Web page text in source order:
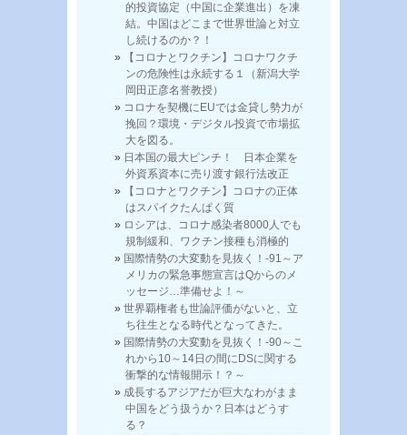
的投資協定（中国に企業進出）を凍
結。中国はどこまで世界世論と対立
し続けるのか？！
【コロナとワクチン】コロナワクチ
ンの危険性は永続する１（新潟大学
岡田正彦名誉教授）
コロナを契機にEUでは金貸し勢力が
挽回？環境・デジタル投資で市場拡
大を図る。
日本国の最大ピンチ！ 日本企業を
外資系資本に売り渡す銀行法改正
【コロナとワクチン】コロナの正体
はスパイクたんぱく質
ロシアは、コロナ感染者8000人でも
規制緩和、ワクチン接種も消極的
国際情勢の大変動を見抜く！-91～ア
メリカの緊急事態宣言はQからのメ
ッセージ…準備せよ！～
世界覇権者も世論評価がないと、立
ち往生となる時代となってきた。
国際情勢の大変動を見抜く！-90～こ
れから10～14日の間にDSに関する
衝撃的な情報開示！？～
成長するアジアだが巨大なわがまま
中国をどう扱うか？日本はどうす
る？